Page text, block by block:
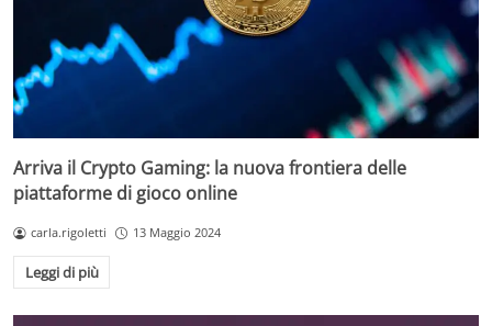
Arriva il Crypto Gaming: la nuova frontiera delle
piattaforme di gioco online
carla.rigoletti 13 Maggio 2024
Leggi di più